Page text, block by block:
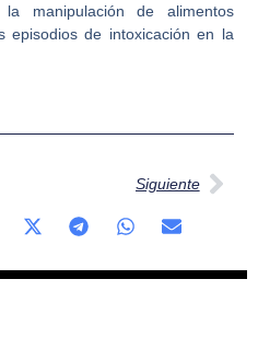
manipulación de alimentos
episodios de intoxicación en la
Siguiente